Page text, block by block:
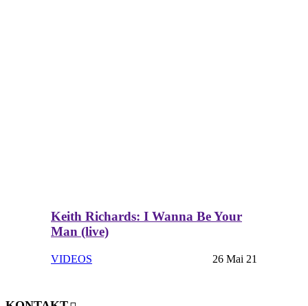
Keith Richards: I Wanna Be Your
Man (live)
VIDEOS 26 Mai 21